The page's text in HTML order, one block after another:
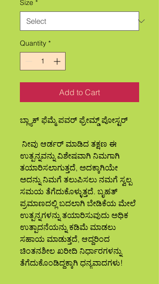
Size *
Quantity *
Add to Cart
ಬ್ಲ್ಯಾಕ್ ಫೆಮ್ಮೆ ಪವರ್ ಫ್ರೇಮ್ಡ್ ಪೋಸ್ಟರ್
ಉತ್ಪನ್ನವನ್ನು ವಿಶೇಷವಾಗಿ ನಿಮಗಾಗಿ
ತಯಾರಿಸಲಾಗುತ್ತದೆ, ಅದಕ್ಕಾಗಿಯೇ
ಅದನ್ನು ನಿಮಗೆ ತಲುಪಿಸಲು ನಮಗೆ ಸ್ವಲ್ಪ
ಸಮಯ ತೆಗೆದುಕೊಳ್ಳುತ್ತದೆ. ಬೃಹತ್
ಪ್ರಮಾಣದಲ್ಲಿ ಬದಲಾಗಿ ಬೇಡಿಕೆಯ ಮೇಲೆ
ಉತ್ಪನ್ನಗಳನ್ನು ತಯಾರಿಸುವುದು ಅಧಿಕ
ಉತ್ಪಾದನೆಯನ್ನು ಕಡಿಮೆ ಮಾಡಲು
ಸಹಾಯ ಮಾಡುತ್ತದೆ, ಆದ್ದರಿಂದ
ಚಿಂತನಶೀಲ ಖರೀದಿ ನಿರ್ಧಾರಗಳನ್ನು
ತೆಗೆದುಕೊಂಡಿದ್ದಕ್ಕಾಗಿ ಧನ್ಯವಾದಗಳು!